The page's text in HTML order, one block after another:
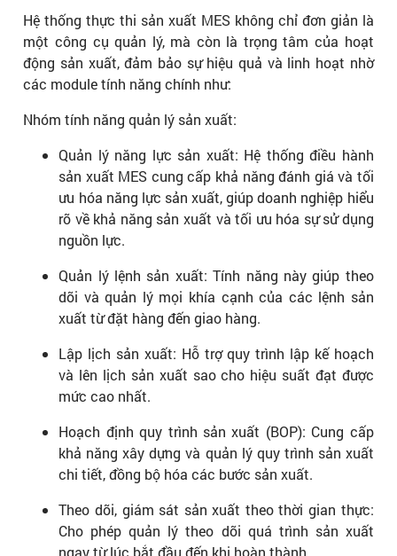
Hệ thống thực thi sản xuất MES không chỉ đơn giản là
một công cụ quản lý, mà còn là trọng tâm của hoạt
động sản xuất, đảm bảo sự hiệu quả và linh hoạt nhờ
các module tính năng chính như:
Nhóm tính năng quản lý sản xuất:
Quản lý năng lực sản xuất: Hệ thống điều hành
sản xuất MES cung cấp khả năng đánh giá và tối
ưu hóa năng lực sản xuất, giúp doanh nghiệp hiểu
rõ về khả năng sản xuất và tối ưu hóa sự sử dụng
nguồn lực.
Quản lý lệnh sản xuất: Tính năng này giúp theo
dõi và quản lý mọi khía cạnh của các lệnh sản
xuất từ đặt hàng đến giao hàng.
Lập lịch sản xuất: Hỗ trợ quy trình lập kế hoạch
và lên lịch sản xuất sao cho hiệu suất đạt được
mức cao nhất.
Hoạch định quy trình sản xuất (BOP): Cung cấp
khả năng xây dựng và quản lý quy trình sản xuất
chi tiết, đồng bộ hóa các bước sản xuất.
Theo dõi, giám sát sản xuất theo thời gian thực:
Cho phép quản lý theo dõi quá trình sản xuất
ngay từ lúc bắt đầu đến khi hoàn thành.